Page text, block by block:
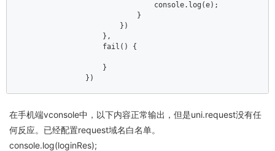
console.log(e);
                            }
                        })
                    },
                    fail() {
                    }
                })
在手机端vconsole中，以下内容正常输出，但是uni.request没有任
何反应。已经配置request域名白名单。
console.log(loginRes);